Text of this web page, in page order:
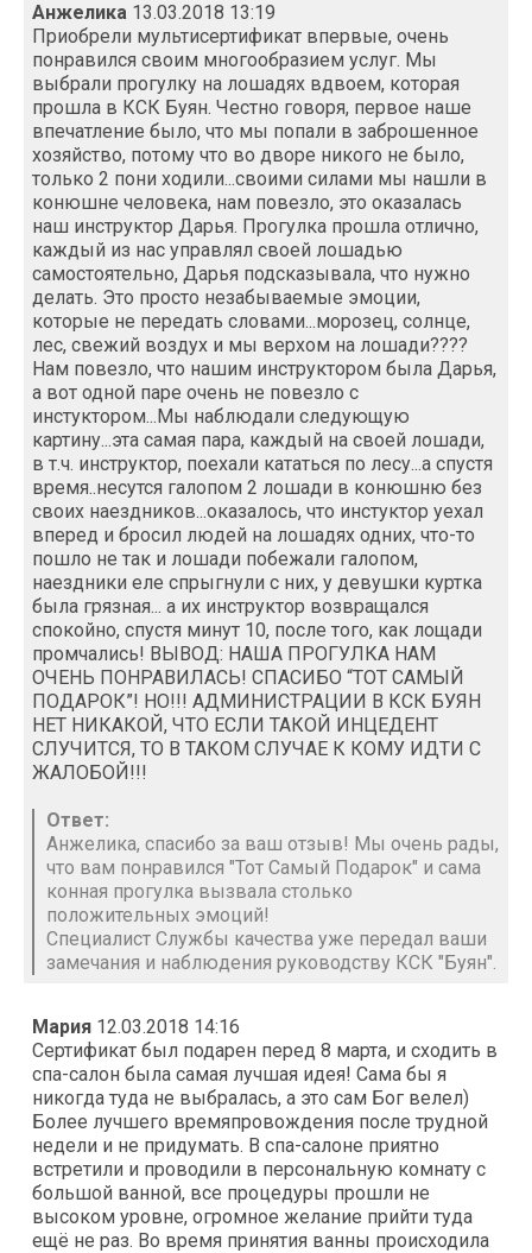
Анжелика 13.03.2018 13:19
Приобрели мультисертификат впервые, очень
понравился своим многообразием услуг. Мы
выбрали прогулку на лошадях вдвоем, которая
прошла в КСК Буян. Честно говоря, первое наше
впечатление было, что мы попали в заброшенное
хозяйство, потому что во дворе никого не было,
только 2 пони ходили...своими силами мы нашли в
конюшне человека, нам повезло, это оказалась
наш инструктор Дарья. Прогулка прошла отлично,
каждый из нас управлял своей лошадью
самостоятельно, Дарья подсказывала, что нужно
делать. Это просто незабываемые эмоции,
которые не передать словами...морозец, солнце,
лес, свежий воздух и мы верхом на лошади????
Нам повезло, что нашим инструктором была Дарья,
а вот одной паре очень не повезло с
инстуктором...Мы наблюдали следующую
картину...эта самая пара, каждый на своей лошади,
в т.ч. инструктор, поехали кататься по лесу...а спустя
время..несутся галопом 2 лошади в конюшню без
своих наездников...оказалось, что инстуктор уехал
вперед и бросил людей на лошадях одних, что-то
пошло не так и лошади побежали галопом,
наездники еле спрыгнули с них, у девушки куртка
была грязная... а их инструктор возвращался
спокойно, спустя минут 10, после того, как лощади
промчались! ВЫВОД: НАША ПРОГУЛКА НАМ
ОЧЕНЬ ПОНРАВИЛАСЬ! СПАСИБО “ТОТ САМЫЙ
ПОДАРОК”! НО!!! АДМИНИСТРАЦИИ В КСК БУЯН
НЕТ НИКАКОЙ, ЧТО ЕСЛИ ТАКОЙ ИНЦЕДЕНТ
СЛУЧИТСЯ, ТО В ТАКОМ СЛУЧАЕ К КОМУ ИДТИ С
ЖАЛОБОЙ!!!
Ответ:
Анжелика, спасибо за ваш отзыв! Мы очень рады,
что вам понравился "Тот Самый Подарок" и сама
конная прогулка вызвала столько
положительных эмоций!
Специалист Службы качества уже передал ваши
замечания и наблюдения руководству КСК "Буян".
Мария 12.03.2018 14:16
Сертификат был подарен перед 8 марта, и сходить в
спа-салон была самая лучшая идея! Сама бы я
никогда туда не выбралась, а это сам Бог велел)
Более лучшего времяпровождения после трудной
недели и не придумать. В спа-салоне приятно
встретили и проводили в персональную комнату с
большой ванной, все процедуры прошли не
высоком уровне, огромное желание прийти туда
ещё не раз. Во время принятия ванны происходила